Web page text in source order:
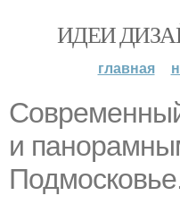
ИДЕИ
главная
и